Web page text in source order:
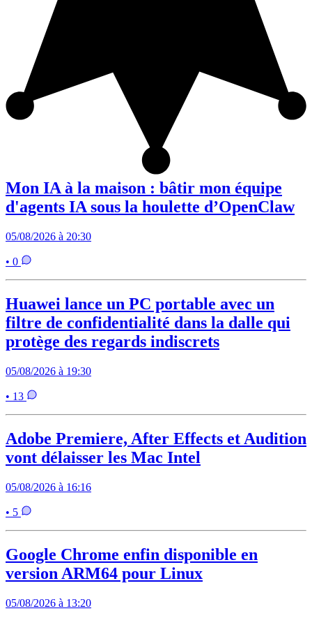
Mon IA à la maison : bâtir mon équipe
d'agents IA sous la houlette d’OpenClaw
05/08/2026 à 20:30
• 0
Huawei lance un PC portable avec un
filtre de confidentialité dans la dalle qui
protège des regards indiscrets
05/08/2026 à 19:30
• 13
Adobe Premiere, After Effects et Audition
vont délaisser les Mac Intel
05/08/2026 à 16:16
• 5
Google Chrome enfin disponible en
version ARM64 pour Linux
05/08/2026 à 13:20